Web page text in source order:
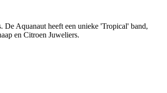
Aquanaut heeft een unieke 'Tropical' band,
en Citroen Juweliers.